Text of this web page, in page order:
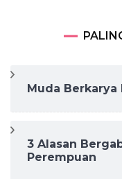
Muda
3 Alasan
Perempuan